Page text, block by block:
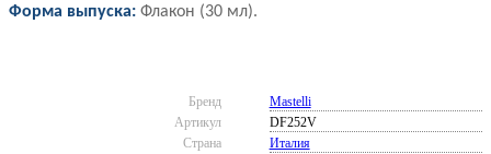
Форма выпуска: Флакон (30 мл).
Бренд
Mastelli
Артикул
DF252V
Страна
Италия